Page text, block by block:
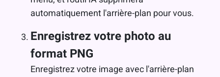
automatiquement l'arrière-plan pour vous.
Enregistrez votre photo au
format PNG
Enregistrez votre image avec l'arrière-plan